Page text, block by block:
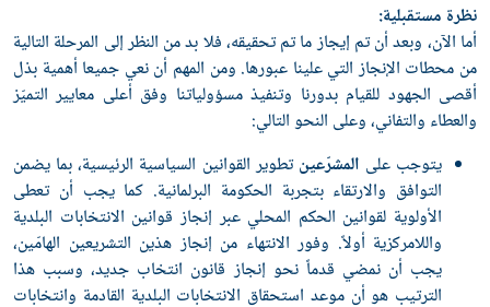
نظرة مستقبلية:
أما الآن، وبعد أن تم إيجاز ما تم تحقيقه، فلا بد من النظر إلى المرحلة التالية
من محطات الإنجاز التي علينا عبورها. ومن المهم أن نعي جميعا أهمية بذل
أقصى الجهود للقيام بدورنا وتنفيذ مسؤولياتنا وفق أعلى معايير التميّز
والعطاء والتفاني، وعلى النحو التالي:
يتوجب على المشرّعينتطوير القوانين السياسية الرئيسية، بما يضمن
التوافق والارتقاء بتجربة الحكومة البرلمانية. كما يجب أن تعطى
الأولوية لقوانين الحكم المحلي عبر إنجاز قوانين الانتخابات البلدية
واللامركزية أولاً. وفور الانتهاء من إنجاز هذين التشريعين الهامّين،
يجب أن نمضي قدماً نحو إنجاز قانون انتخاب جديد، وسبب هذا
الترتيب هو أن موعد استحقاق الانتخابات البلدية القادمة وانتخابات